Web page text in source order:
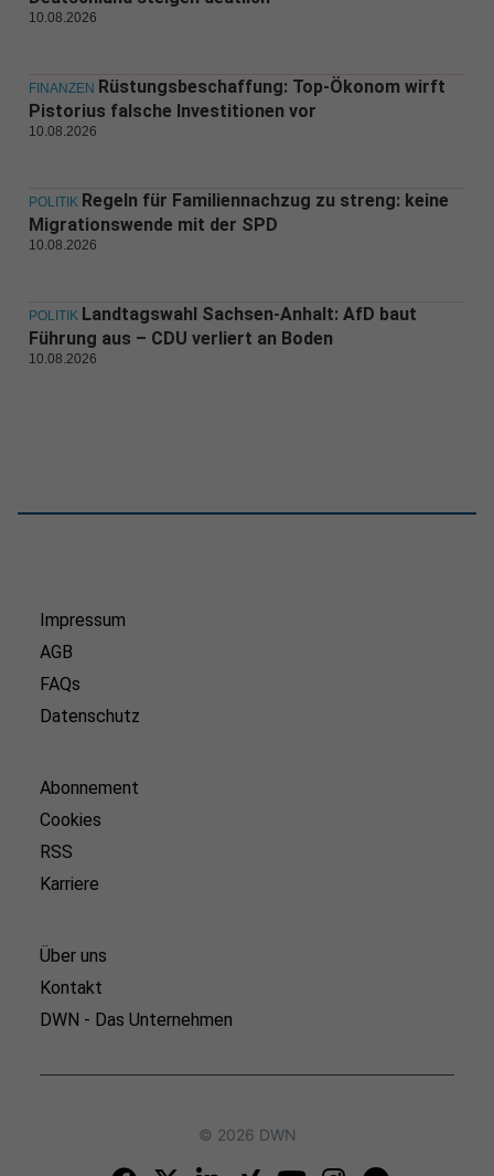
10.08.2026
FINANZEN Rüstungsbeschaffung: Top-Ökonom wirft
Pistorius falsche Investitionen vor
10.08.2026
POLITIK Regeln für Familiennachzug zu streng: keine
Migrationswende mit der SPD
10.08.2026
POLITIK Landtagswahl Sachsen-Anhalt: AfD baut
Führung aus – CDU verliert an Boden
10.08.2026
Impressum
AGB
FAQs
Datenschutz
Abonnement
Cookies
RSS
Karriere
Über uns
Kontakt
DWN - Das Unternehmen
© 2026 DWN